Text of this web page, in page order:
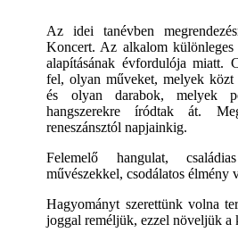
Az idei tanévben
Koncert. Az alkalom
alapításának évfordulója miatt.
fel, olyan műveket, melyek
és olyan darabok, melyek
hangszerekre íródtak át.
reneszánsztól napjainkig.
Felemelő hangulat,
művészekkel, csodálatos élmény
Hagyományt szerettünk volna
joggal reméljük, ezzel növeljük a